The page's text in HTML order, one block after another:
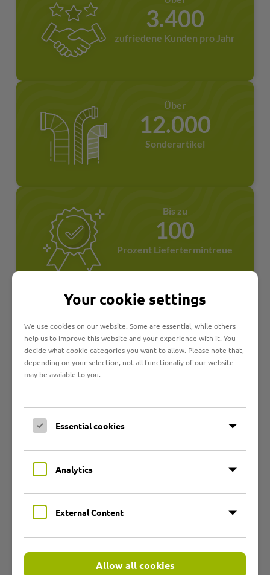
3.400
zufriedene Kunden pro Jahr
Über
12.000
Sonderartikel
Bis zu
100
Prozent Liefertermintreue
45
Jahren familiengeführt
Your cookie settings
We use cookies on our website. Some are essential, while others
help us to improve this website and your experience with it. You
decide what cookie categories you want to allow. Please note that,
depending on your selection, not all functionaliy of our website
may be avaiable to you.
Essential cookies
Analytics
External Content
Allow all cookies